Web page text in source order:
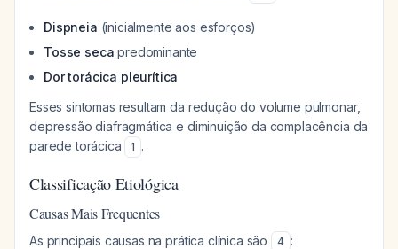
Dispneia (inicialmente aos esforços)
Tosse seca predominante
Dor torácica pleurítica
Esses sintomas resultam da redução do volume pulmonar,
depressão diafragmática e diminuição da complacência da
parede torácica
1 .
Classificação Etiológica
Causas Mais Frequentes
As principais causas na prática clínica são 4 :